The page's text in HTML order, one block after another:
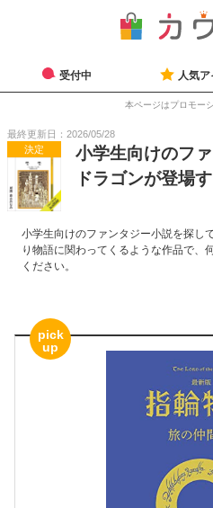
受付中 人気
本ページはプロモー
最終更新日：2026/05/28
決定
小学生向けのフ
ドラゴンが登場
小学生向けのファンタジー小説を探し
り物語に関わってくるような作品で、
ください。
pick
up